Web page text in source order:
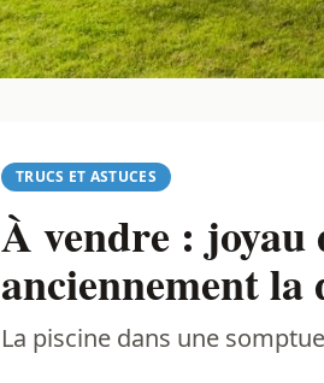
TRUCS ET ASTUCES
À vendre : joyau
anciennement
La piscine dans une